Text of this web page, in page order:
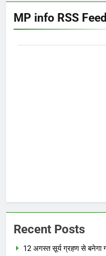
MP info RSS Feed
Recent Posts
12 अगस्त सूर्य ग्रहण से बनेगा